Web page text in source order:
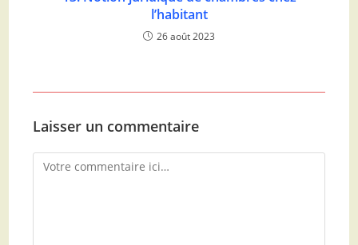
l’habitant
26 août 2023
Laisser un commentaire